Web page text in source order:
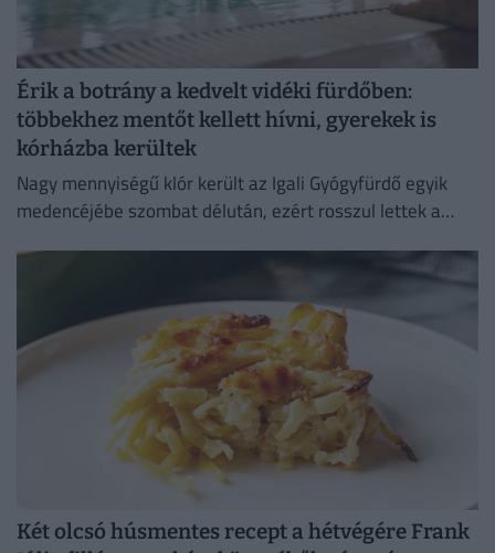
Érik a botrány a kedvelt vidéki fürdőben:
többekhez mentőt kellett hívni, gyerekek is
kórházba kerültek
Nagy mennyiségű klór került az Igali Gyógyfürdő egyik
medencéjébe szombat délután, ezért rosszul lettek a
Két olcsó húsmentes recept a hétvégére Frank